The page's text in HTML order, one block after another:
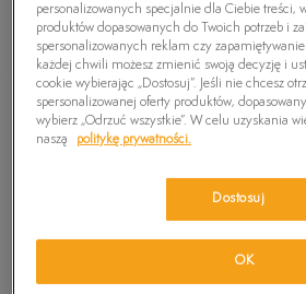
TIMBERLAND POLO SS
personalizowanych specjalnie dla Ciebie treści,
produktów dopasowanych do Twoich potrzeb i
spersonalizowanych reklam czy
każdej chwili możesz zmienić swoją decyzję i
cookie wybierając „Dostosuj”. Jeśli nie chcesz
spersonalizowanej oferty produktów,
wybierz „Odrzuć wszystkie”. W celu uzyskania
naszą
politykę prywatności.
Dostosuj
OK